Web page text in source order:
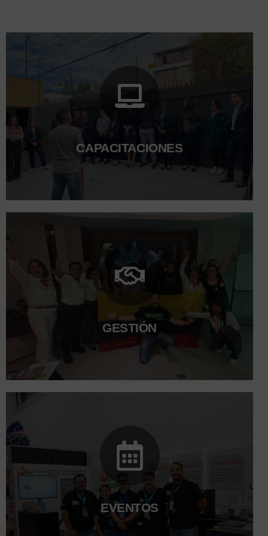
CAPACITACIONES
Programas continuos de formación técnica en
diagnóstico médico y veterinario. Webinars
mensuales con especialistas internacionales. Talleres
prácticos sobre uso y mantenimiento de equipos. Blog
de noticias científicas, innovación o salud.
Conoce más
GESTIÓN
talento y desarrollo profesional. Planes de formación y
capacitación continua para fortalecer competencias
técnicas y de servicio. Compromiso con la
responsabilidad social y ambiental.
Conoce más
EVENTOS